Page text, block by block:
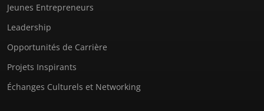
Jeunes Entrepreneurs
Leadership
Opportunités de Carrière
Projets Inspirants
Échanges Culturels et Networking